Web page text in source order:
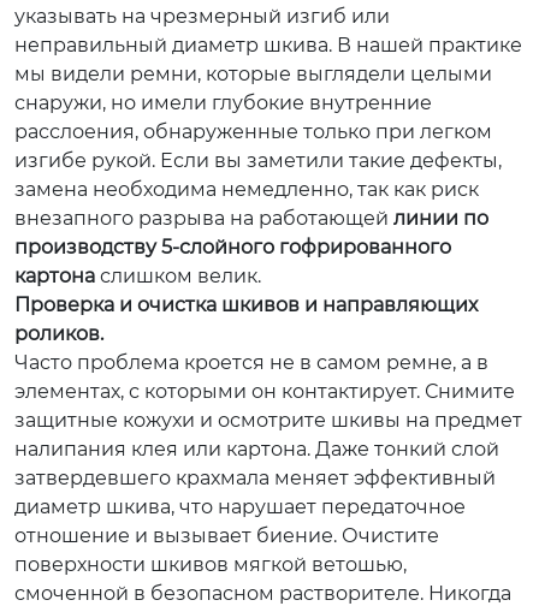
указывать на чрезмерный изгиб или
неправильный диаметр шкива. В нашей практике
мы видели ремни, которые выглядели целыми
снаружи, но имели глубокие внутренние
расслоения, обнаруженные только при легком
изгибе рукой. Если вы заметили такие дефекты,
замена необходима немедленно, так как риск
внезапного разрыва на работающей линии по
производству 5-слойного гофрированного
картона слишком велик.
Проверка и очистка шкивов и направляющих
роликов.
Часто проблема кроется не в самом ремне, а в
элементах, с которыми он контактирует. Снимите
защитные кожухи и осмотрите шкивы на предмет
налипания клея или картона. Даже тонкий слой
затвердевшего крахмала меняет эффективный
диаметр шкива, что нарушает передаточное
отношение и вызывает биение. Очистите
поверхности шкивов мягкой ветошью,
смоченной в безопасном растворителе. Никогда